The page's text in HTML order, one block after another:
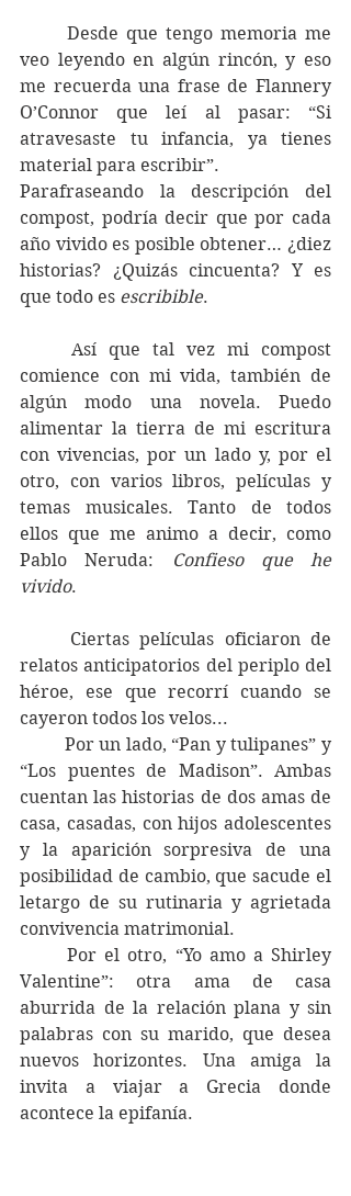
veo leyendo en algún rincón, y eso
me recuerda una frase de Flannery
O’Connor que leí al pasar: “Si
atravesaste tu infancia, ya tienes
material para escribir”.
Parafraseando la descripción del
compost, podría decir que por cada
año vivido es posible obtener… ¿diez
historias? ¿Quizás cincuenta? Y es
que todo es escribible.
comience con mi vida, también de
algún modo una novela. Puedo
alimentar la tierra de mi escritura
con vivencias, por un lado y, por el
otro, con varios libros, películas y
temas musicales. Tanto de todos
ellos que me animo a decir, como
Pablo Neruda:
Confieso que he
vivido.
relatos anticipatorios del periplo del
héroe, ese que recorrí cuando se
cayeron todos los velos...
“Los puentes de Madison”. Ambas
cuentan las historias de dos amas de
casa, casadas, con hijos adolescentes
y la aparición sorpresiva de una
posibilidad de cambio, que sacude el
letargo de su rutinaria y agrietada
convivencia matrimonial.
	Por el otro, “Yo amo a Shirley
Valentine”: otra ama de casa
aburrida de la relación plana y sin
palabras con su marido, que desea
nuevos horizontes. Una amiga la
invita a viajar a Grecia donde
acontece la epifanía.